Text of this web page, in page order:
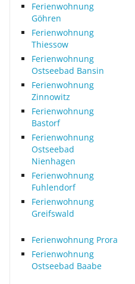
Ferienwohnung
Göhren
Ferienwohnung
Thiessow
Ferienwohnung
Ostseebad Bansin
Ferienwohnung
Zinnowitz
Ferienwohnung
Bastorf
Ferienwohnung
Ostseebad
Nienhagen
Ferienwohnung
Fuhlendorf
Ferienwohnung
Greifswald
Ferienwohnung Prora
Ferienwohnung
Ostseebad Baabe